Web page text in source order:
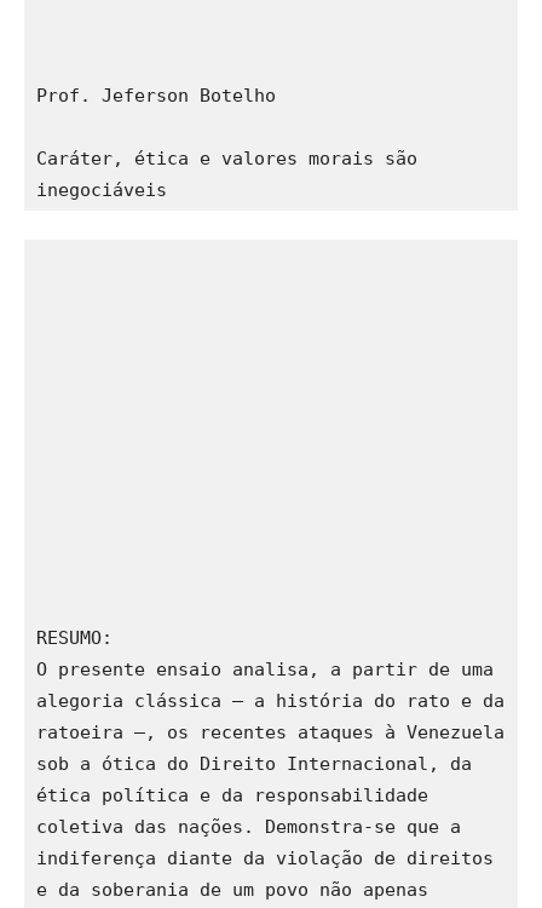
Prof. Jeferson Botelho
Caráter, ética e valores morais são
inegociáveis
RESUMO:
O presente ensaio analisa, a partir de uma
alegoria clássica — a história do rato e da
ratoeira —, os recentes ataques à Venezuela
sob a ótica do Direito Internacional, da
ética política e da responsabilidade
coletiva das nações. Demonstra-se que a
indiferença diante da violação de direitos
e da soberania de um povo não apenas